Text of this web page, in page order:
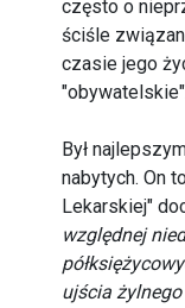
często o
ściśle
czasie jego
Był
nabytych. On
Lekarskiej"
względnej
ujścia